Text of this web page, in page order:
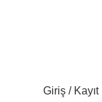
Giriş / Kayıt